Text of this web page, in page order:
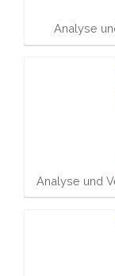
Analyse
Analyse und